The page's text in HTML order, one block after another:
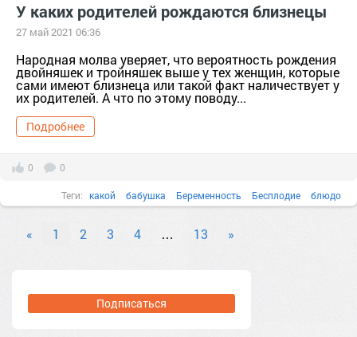
У каких родителей рождаются близнецы
27 май 2021 06:36
Народная молва уверяет, что вероятность рождения
двойняшек и тройняшек выше у тех женщин, которые
сами имеют близнеца или такой факт наличествует у
их родителей. А что по этому поводу...
Подробнее
0 0
Теги: какой бабушка Беременность Бесплодие блюдо
« 1 2 3 4 … 13 »
Подписаться